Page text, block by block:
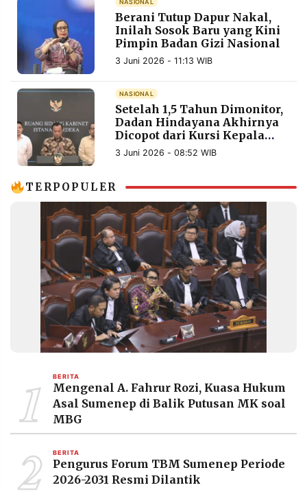
PRAMUDITA
NASIONAL
Berani Tutup Dapur Nakal,
Inilah Sosok Baru yang Kini
Pimpin Badan Gizi Nasional
3 Juni 2026 - 11:13 WIB
NASIONAL
Setelah 1,5 Tahun Dimonitor,
Dadan Hindayana Akhirnya
Dicopot dari Kursi Kepala
BGN
3 Juni 2026 - 08:52 WIB
TERPOPULER
1 BERITA
Mengenal A. Fahrur Rozi, Kuasa Hukum
Asal Sumenep di Balik Putusan MK soal
MBG
2 BERITA
Pengurus Forum TBM Sumenep Periode
2026-2031 Resmi Dilantik